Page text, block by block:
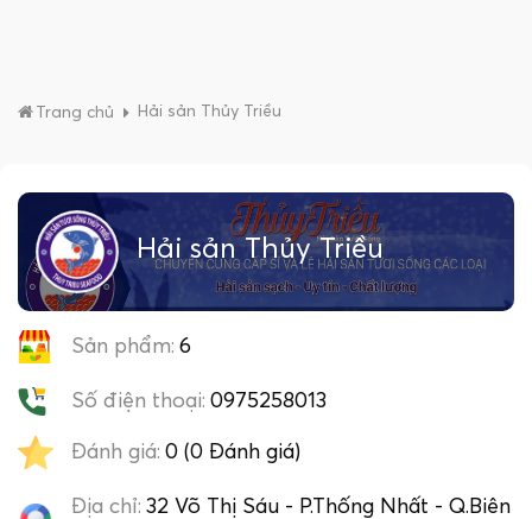
Trang chủ Hải sản Thủy Triều
Hải sản Thủy Triều
Sản phẩm: 6
Số điện thoại: 0975258013
Đánh giá: 0 (0 Đánh giá)
Địa chỉ: 32 Võ Thị Sáu - P.Thống Nhất - Q.Biên